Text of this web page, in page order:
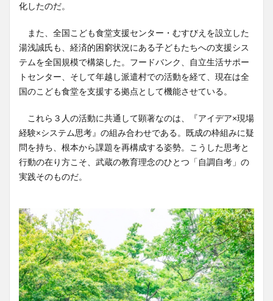
化したのだ。
また、全国こども食堂支援センター・むすびえを設立した
湯浅誠氏も、経済的困窮状況にある子どもたちへの支援シス
テムを全国規模で構築した。フードバンク、自立生活サポー
トセンター、そして年越し派遣村での活動を経て、現在は全
国のこども食堂を支援する拠点として機能させている。
これら３人の活動に共通して顕著なのは、『アイデア×現場
経験×システム思考』の組み合わせである。既成の枠組みに疑
問を持ち、根本から課題を再構成する姿勢。こうした思考と
行動の在り方こそ、武蔵の教育理念のひとつ「自調自考」の
実践そのものだ。